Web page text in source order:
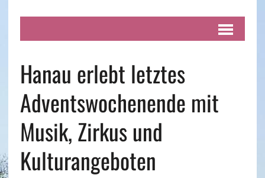
Hanau erlebt letztes
Adventswochenende mit
Musik, Zirkus und
Kulturangeboten